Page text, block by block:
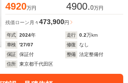
4920万円 4900.0万円
残価ローン 月々473,900円
年式 2024年 走行 0.2万km
車検
'27/07 修復
なし
保証
保証付 整備
法定整備付
住所
東京都千代田区